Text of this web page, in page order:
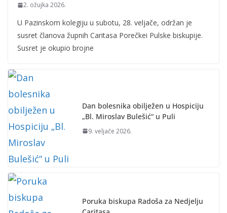
2. ožujka 2026.
U Pazinskom kolegiju u subotu, 28. veljače, održan je
susret članova župnih Caritasa Porečkei Pulske biskupije.
Susret je okupio brojne
Dan bolesnika obilježen u Hospiciju
„Bl. Miroslav Bulešić“ u Puli
9. veljače 2026.
Poruka biskupa Radoša za Nedjelju